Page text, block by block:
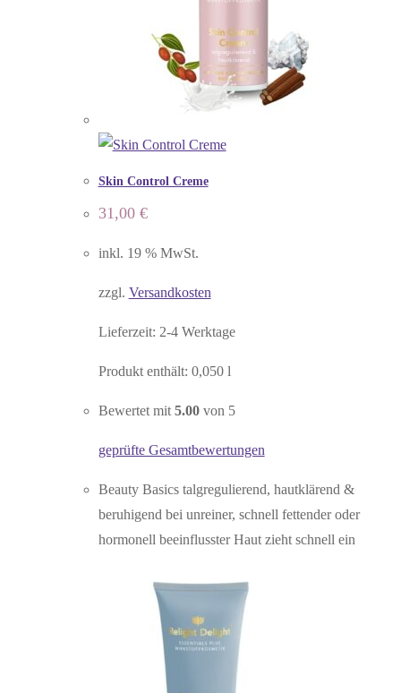
Skin Control Creme
31,00 €
inkl. 19 % MwSt.
zzgl. Versandkosten
Lieferzeit: 2-4 Werktage
Produkt enthält: 0,050 l
Bewertet mit 5.00von 5
geprüfte Gesamtbewertungen
Beauty Basics talgregulierend, hautklärend &
beruhigend bei unreiner, schnell fettender oder
hormonell beeinflusster Haut zieht schnell ein